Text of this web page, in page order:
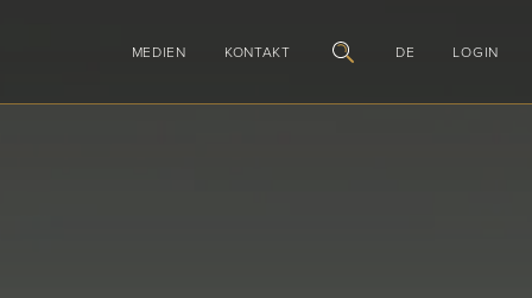
MEDIEN KONTAKT DE LOGIN